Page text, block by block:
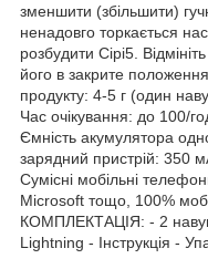
зменшити (збільшити)
ненадовго торкається
розбудити Сірі5.
його в закрите
продукту: 4-5 г (один
Час очікування: до 100/
Ємність акумулятора
зарядний пристрій: 350
Сумісні мобільні
Microsoft тощо, 100%
КОМПЛЕКТАЦІЯ: - 2
Lightning - Інструкція -